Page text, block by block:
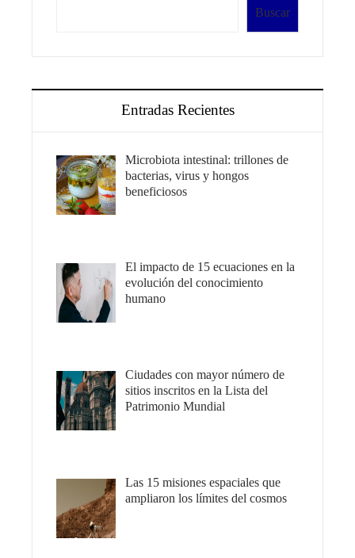
Buscar
Entradas Recientes
Microbiota intestinal: trillones de
bacterias, virus y hongos
beneficiosos
El impacto de 15 ecuaciones en la
evolución del conocimiento
humano
Ciudades con mayor número de
sitios inscritos en la Lista del
Patrimonio Mundial
Las 15 misiones espaciales que
ampliaron los límites del cosmos